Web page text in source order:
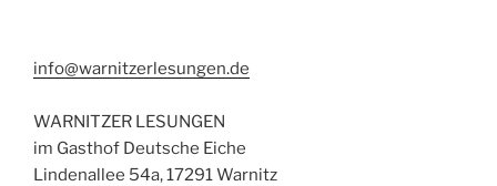
info@warnitzerlesungen.de
WARNITZER LESUNGEN
im Gasthof Deutsche Eiche
Lindenallee 54a, 17291 Warnitz